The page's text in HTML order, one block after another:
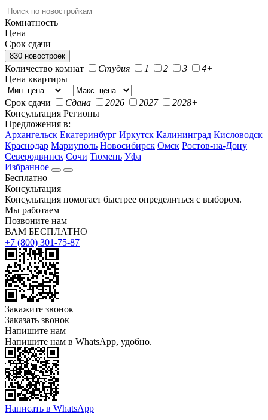
Комнатность
Цена
Срок сдачи
830 новостроек
Количество комнат Студия 1 2 3
4+
Цена квартиры
–
Срок сдачи
Сдана 2026 2027
2028+
Консультация Регионы
Предложения в:
Архангельск Екатеринбург Иркутск Калининград Кисловодск
Краснодар Мариуполь Новосибирск Омск Ростов-на-Дону
Северодвинск Сочи Тюмень Уфа
Избранное
Бесплатно
Консультация
Консультация помогает быстрее определиться с выбором.
Мы работаем
Позвоните нам
ВАМ БЕСПЛАТНО
+7 (800) 301-75-87
Закажите звонок
Заказать звонок
Напишите нам
Напишите нам в WhatsApp, удобно.
Написать в WhatsApp